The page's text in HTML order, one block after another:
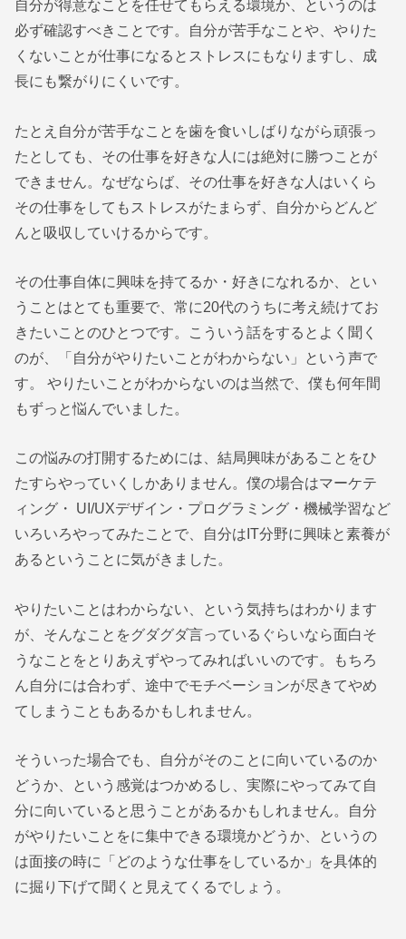
自分が得意なことを任せてもらえる環境か、というのは
必ず確認すべきことです。自分が苦手なことや、やりた
くないことが仕事になるとストレスにもなりますし、成
長にも繋がりにくいです。
たとえ自分が苦手なことを歯を食いしばりながら頑張っ
たとしても、その仕事を好きな人には絶対に勝つことが
できません。なぜならば、その仕事を好きな人はいくら
その仕事をしてもストレスがたまらず、自分からどんど
んと吸収していけるからです。
その仕事自体に興味を持てるか・好きになれるか、とい
うことはとても重要で、常に20代のうちに考え続けてお
きたいことのひとつです。こういう話をするとよく聞く
のが、「自分がやりたいことがわからない」という声で
す。 やりたいことがわからないのは当然で、僕も何年間
もずっと悩んでいました。
この悩みの打開するためには、結局興味があることをひ
たすらやっていくしかありません。僕の場合はマーケテ
ィング・ UI/UXデザイン・プログラミング・機械学習など
いろいろやってみたことで、自分はIT分野に興味と素養が
あるということに気がきました。
やりたいことはわからない、という気持ちはわかります
が、そんなことをグダグダ言っているぐらいなら面白そ
うなことをとりあえずやってみればいいのです。もちろ
ん自分には合わず、途中でモチベーションが尽きてやめ
てしまうこともあるかもしれません。
そういった場合でも、自分がそのことに向いているのか
どうか、という感覚はつかめるし、実際にやってみて自
分に向いていると思うことがあるかもしれません。自分
がやりたいことをに集中できる環境かどうか、というの
は面接の時に「どのような仕事をしているか」を具体的
に掘り下げて聞くと見えてくるでしょう。